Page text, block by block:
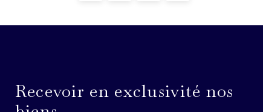
Recevoir en exclusivité nos